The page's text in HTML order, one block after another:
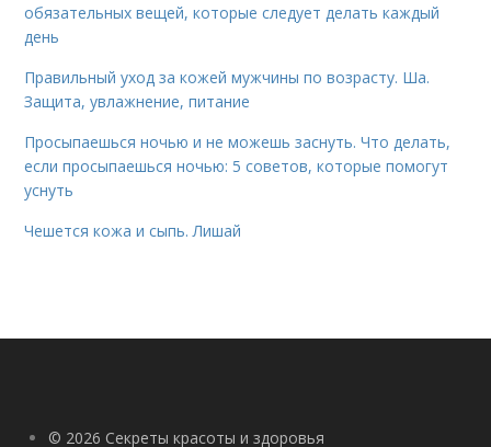
обязательных вещей, которые следует делать каждый
день
Правильный уход за кожей мужчины по возрасту. Ша.
Защита, увлажнение, питание
Просыпаешься ночью и не можешь заснуть. Что делать,
если просыпаешься ночью: 5 советов, которые помогут
уснуть
Чешется кожа и сыпь. Лишай
© 2026 Секреты красоты и здоровья